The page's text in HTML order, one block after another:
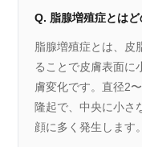
Q. 脂腺増殖症とは
脂腺増殖症とは、皮
ることで皮膚表面に
膚変化です。直径2
隆起で、中央に小さ
顔に多く発生します。